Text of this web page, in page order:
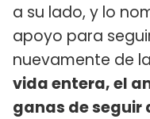
a su lado, y lo
apoyo para
nuevamente de
vida entera, el
ganas de seguir